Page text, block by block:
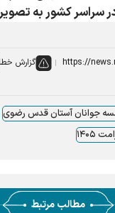
سراسر کشور به
گزارش خطا
جوانان آستان قدس رضوی
۱۴۰۵
مطالب مرتبط